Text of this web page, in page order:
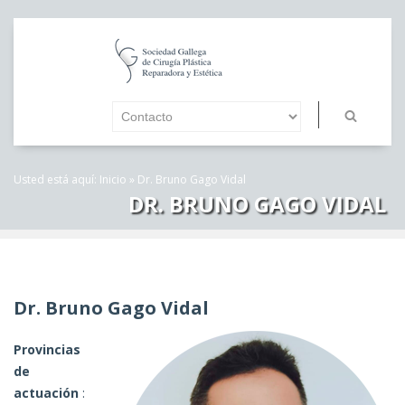
Usted está aquí: Inicio » Dr. Bruno Gago Vidal
DR. BRUNO GAGO VIDAL
Dr. Bruno Gago Vidal
Provincias
de
actuación :